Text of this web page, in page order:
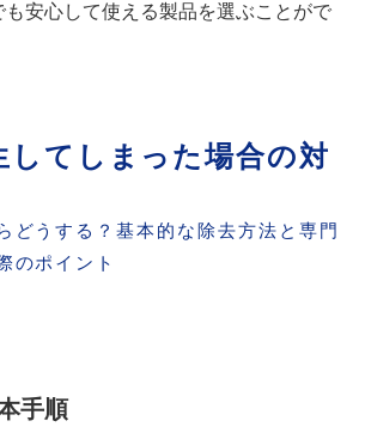
も安心して使える製品を選ぶことがで
してしまった場合の対
どうする？基本的な除去方法と専門
のポイント
手順